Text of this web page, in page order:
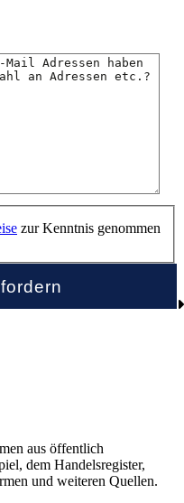
zur Kenntnis genommen
aus öffentlich
dem Handelsregister,
und weiteren Quellen.